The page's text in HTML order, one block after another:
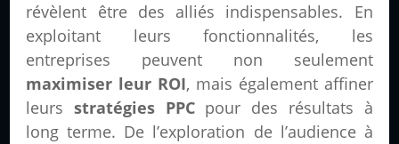
révèlent être des alliés indispensables. En
exploitant leurs fonctionnalités, les
entreprises peuvent non seulement
maximiser leur ROI, mais également affiner
leursstratégies PPCpour des résultats à
long terme. De l’exploration de l’audience à